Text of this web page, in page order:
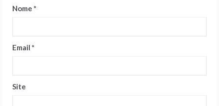
Nome *
Email *
Site